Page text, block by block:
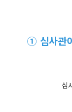
① 심사관
심